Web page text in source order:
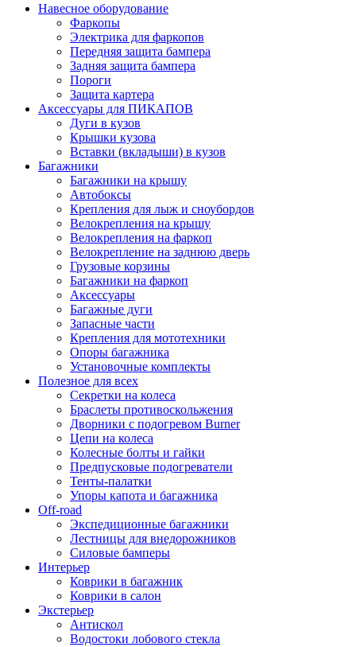
Навесное оборудование
Фаркопы
Электрика для фаркопов
Передняя защита бампера
Задняя защита бампера
Пороги
Защита картера
Аксессуары для ПИКАПОВ
Дуги в кузов
Крышки кузова
Вставки (вкладыши) в кузов
Багажники
Багажники на крышу
Автобоксы
Крепления для лыж и сноубордов
Велокрепления на крышу
Велокрепления на фаркоп
Велокрепление на заднюю дверь
Грузовые корзины
Багажники на фаркоп
Аксессуары
Багажные дуги
Запасные части
Крепления для мототехники
Опоры багажника
Установочные комплекты
Полезное для всех
Секретки на колеса
Браслеты противоскольжения
Дворники с подогревом Burner
Цепи на колеса
Колесные болты и гайки
Предпусковые подогреватели
Тенты-палатки
Упоры капота и багажника
Off-road
Экспедиционные багажники
Лестницы для внедорожников
Силовые бамперы
Интерьер
Коврики в багажник
Коврики в салон
Экстерьер
Антискол
Водостоки лобового стекла